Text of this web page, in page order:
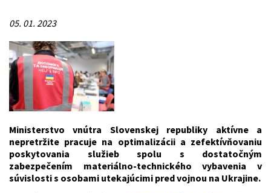
05. 01. 2023
Ministerstvo vnútra Slovenskej republiky aktívne a
nepretržite pracuje na optimalizácii a zefektívňovaniu
poskytovania služieb spolu s dostatočným
zabezpečením materiálno-technického vybavenia v
súvislosti s osobami utekajúcimi pred vojnou na Ukrajine.